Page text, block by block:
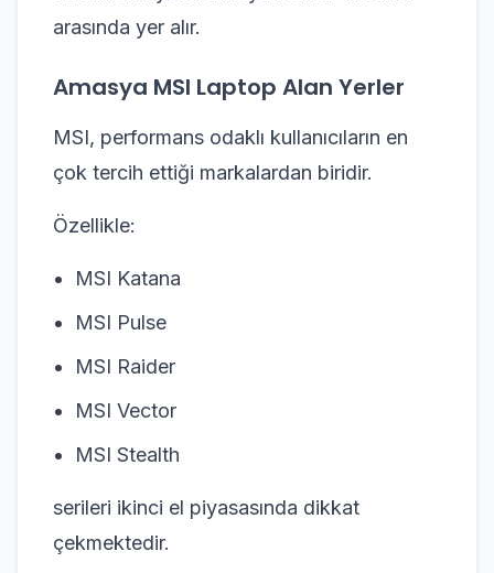
arasında yer alır.
Amasya MSI Laptop Alan Yerler
MSI, performans odaklı kullanıcıların en
çok tercih ettiği markalardan biridir.
Özellikle:
MSI Katana
MSI Pulse
MSI Raider
MSI Vector
MSI Stealth
serileri ikinci el piyasasında dikkat
çekmektedir.